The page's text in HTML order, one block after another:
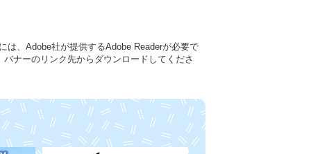
は、Adobe社が提供するAdobe Readerが必要で
ナーのリンク先からダウンロードしてくださ